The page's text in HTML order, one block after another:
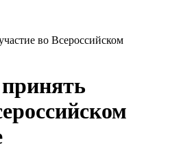
во Всероссийском